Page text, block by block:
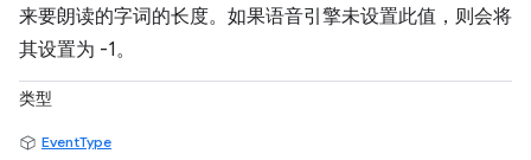
来要朗读的字词的长度。如果语音引擎未设置此值，则会将
其设置为 -1。
类型
EventType